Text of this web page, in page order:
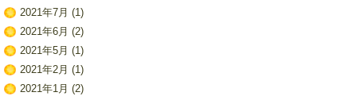
2021年7月 (1)
2021年6月 (2)
2021年5月 (1)
2021年2月 (1)
2021年1月 (2)